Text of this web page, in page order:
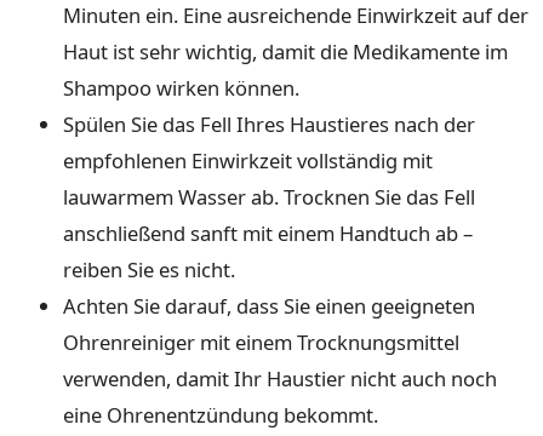
Minuten ein. Eine ausreichende Einwirkzeit auf der
Haut ist sehr wichtig, damit die Medikamente im
Shampoo wirken können.
Spülen Sie das Fell Ihres Haustieres nach der
empfohlenen Einwirkzeit vollständig mit
lauwarmem Wasser ab. Trocknen Sie das Fell
anschließend sanft mit einem Handtuch ab –
reiben Sie es nicht.
Achten Sie darauf, dass Sie einen geeigneten
Ohrenreiniger mit einem Trocknungsmittel
verwenden, damit Ihr Haustier nicht auch noch
eine Ohrenentzündung bekommt.